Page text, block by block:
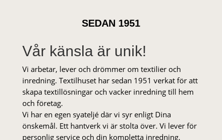
SEDAN 1951
Vår känsla är unik!
Vi arbetar, lever och drömmer om textilier och
inredning. Textilhuset har sedan 1951 verkat för att
skapa textillösningar och vacker inredning till hem
och företag.
Vi har en egen syateljé där vi syr enligt Dina
önskemål. Ett hantverk vi är stolta över. Vi lever för
personlig service och din kompletta inredning.